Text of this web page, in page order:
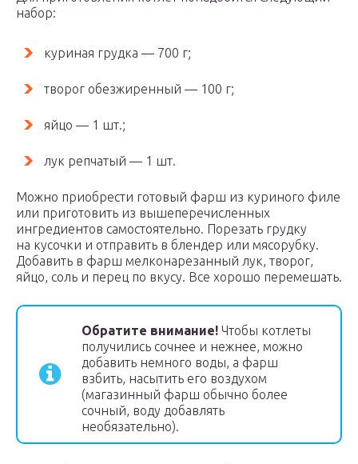
набор:
куриная грудка — 700 г;
творог обезжиренный — 100 г;
яйцо — 1 шт.;
лук репчатый — 1 шт.
Можно приобрести готовый фарш из куриного филе
или приготовить из вышеперечисленных
ингредиентов самостоятельно. Порезать грудку
на кусочки и отправить в блендер или мясорубку.
Добавить в фарш мелконарезанный лук, творог,
яйцо, соль и перец по вкусу. Все хорошо перемешать.
Обратите внимание! Чтобы котлеты
получились сочнее и нежнее, можно
добавить немного воды, а фарш
взбить, насытить его воздухом
(магазинный фарш обычно более
сочный, воду добавлять
необязательно).